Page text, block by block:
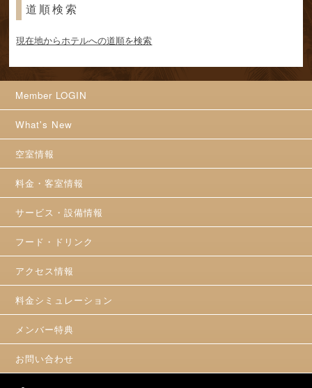
道順検索
現在地からホテルへの道順を検索
Member LOGIN
What's New
空室情報
料金・客室情報
サービス・設備情報
フード・ドリンク
アクセス情報
料金シミュレーション
メンバー特典
お問い合わせ